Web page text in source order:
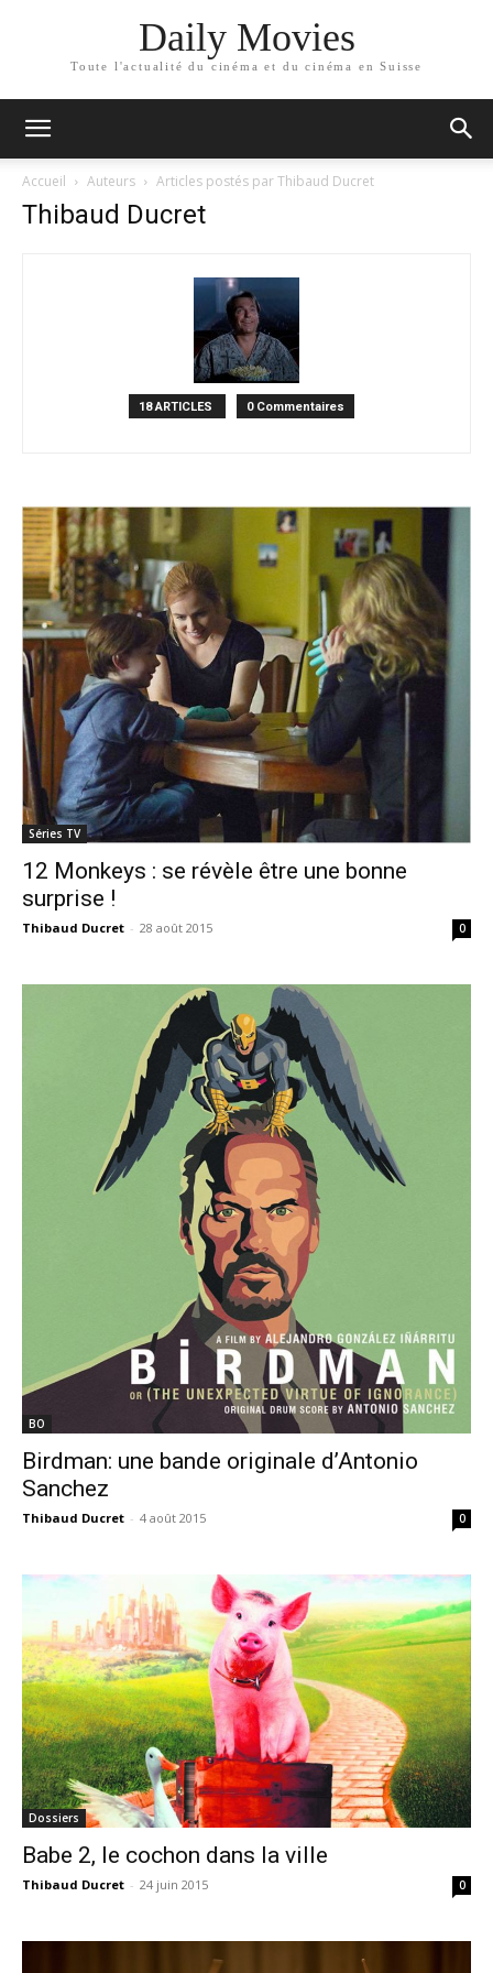
Daily Movies
Toute l'actualité du cinéma et du cinéma en Suisse
Accueil Auteurs Articles postés par Thibaud Ducret
Thibaud Ducret
18 ARTICLES 0 Commentaires
Séries TV
12 Monkeys : se révèle être une bonne
surprise !
Thibaud Ducret - 28 août 2015 0
BO
Birdman: une bande originale d’Antonio
Sanchez
Thibaud Ducret - 4 août 2015 0
Dossiers
Babe 2, le cochon dans la ville
Thibaud Ducret - 24 juin 2015 0